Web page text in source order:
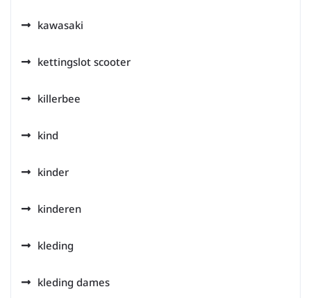
kawasaki
kettingslot scooter
killerbee
kind
kinder
kinderen
kleding
kleding dames